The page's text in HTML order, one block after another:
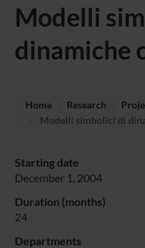
Modelli
dinamiche
Home Research
Modelli simbolici di
Starting date
December 1, 2004
Duration (months)
24
Departments